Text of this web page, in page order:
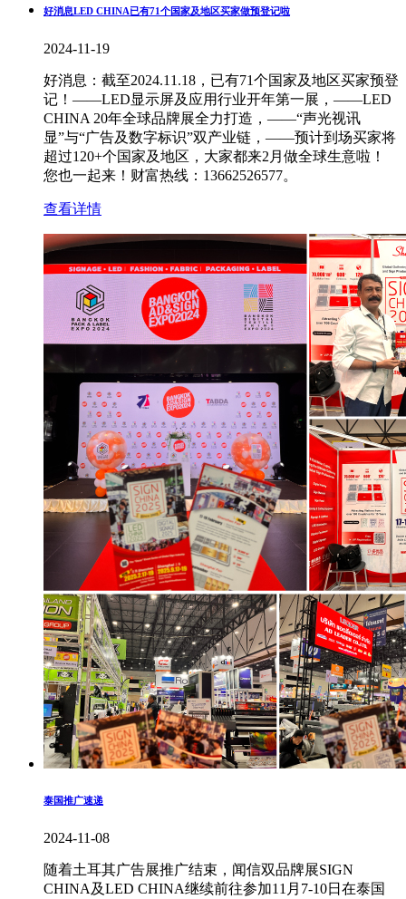
好消息LED CHINA已有71个国家及地区买家做预登记啦
2024-11-19
好消息：截至2024.11.18，已有71个国家及地区买家预登
记！——LED显示屏及应用行业开年第一展，——LED
CHINA 20年全球品牌展全力打造，——“声光视讯
显”与“广告及数字标识”双产业链，——预计到场买家将
超过120+个国家及地区，大家都来2月做全球生意啦！
您也一起来！财富热线：13662526577。
查看详情
泰国推广速递
2024-11-08
随着土耳其广告展推广结束，闻信双品牌展SIGN
CHINA及LED CHINA继续前往参加11月7-10日在泰国